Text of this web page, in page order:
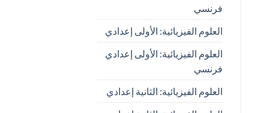
فرنسي
العلوم الفيزيائية: الأولى إعدادي
العلوم الفيزيائية: الأولى إعدادي
فرنسي
العلوم الفيزيائية: الثانية إعدادي